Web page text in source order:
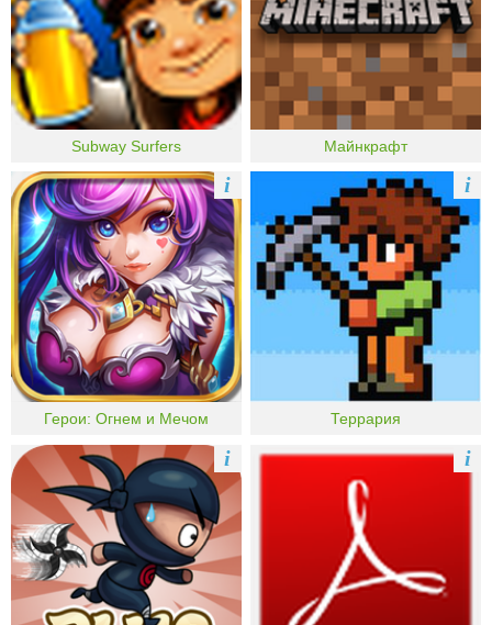
Subway Surfers Майнкрафт
Герои: Огнем и Мечом
i
Террария
i
i i